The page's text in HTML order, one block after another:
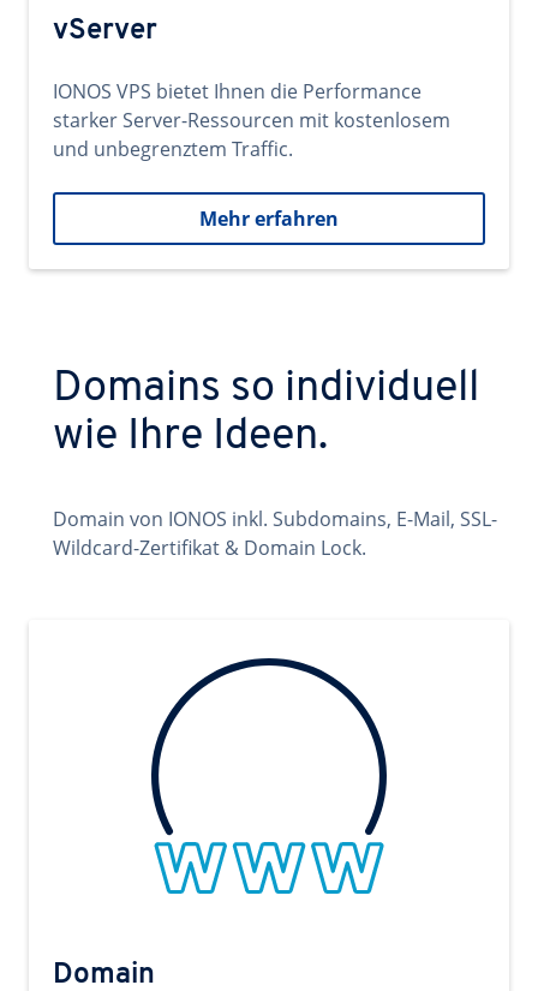
vServer
IONOS VPS bietet Ihnen die Performance
starker Server-Ressourcen mit kostenlosem
und unbegrenztem Traffic.
Mehr erfahren
Domains so individuell
wie Ihre Ideen.
Domain von IONOS inkl. Subdomains, E-Mail, SSL-
Wildcard-Zertifikat & Domain Lock.
Domain